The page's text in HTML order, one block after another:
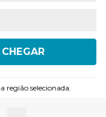
região selecionada.